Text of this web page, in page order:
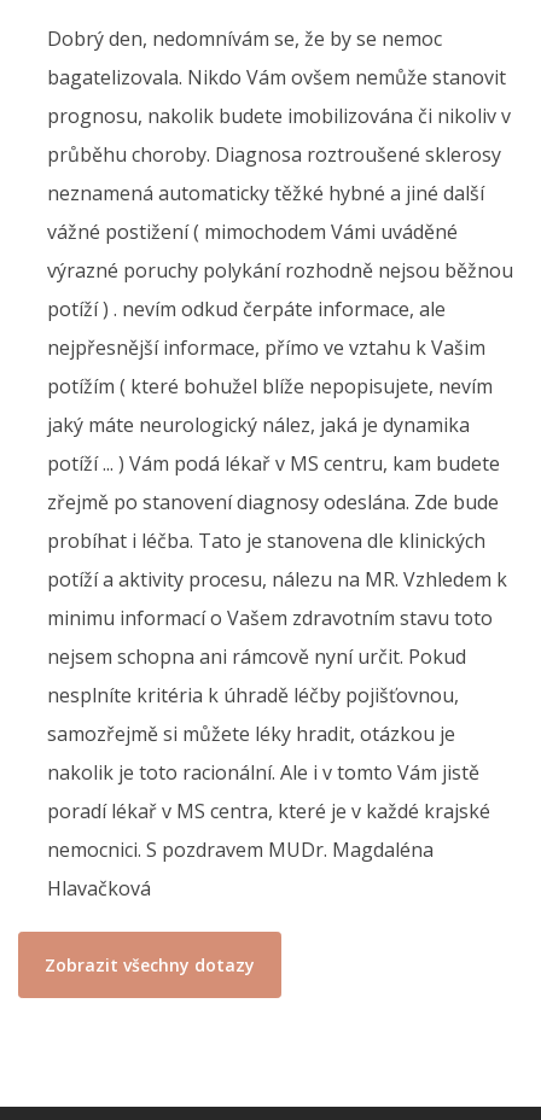
Dobrý den, nedomnívám se, že by se nemoc
bagatelizovala. Nikdo Vám ovšem nemůže stanovit
prognosu, nakolik budete imobilizována či nikoliv v
průběhu choroby. Diagnosa roztroušené sklerosy
neznamená automaticky těžké hybné a jiné další
vážné postižení ( mimochodem Vámi uváděné
výrazné poruchy polykání rozhodně nejsou běžnou
potíží ) . nevím odkud čerpáte informace, ale
nejpřesnější informace, přímo ve vztahu k Vašim
potížím ( které bohužel blíže nepopisujete, nevím
jaký máte neurologický nález, jaká je dynamika
potíží ... ) Vám podá lékař v MS centru, kam budete
zřejmě po stanovení diagnosy odeslána. Zde bude
probíhat i léčba. Tato je stanovena dle klinických
potíží a aktivity procesu, nálezu na MR. Vzhledem k
minimu informací o Vašem zdravotním stavu toto
nejsem schopna ani rámcově nyní určit. Pokud
nesplníte kritéria k úhradě léčby pojišťovnou,
samozřejmě si můžete léky hradit, otázkou je
nakolik je toto racionální. Ale i v tomto Vám jistě
poradí lékař v MS centra, které je v každé krajské
nemocnici. S pozdravem MUDr. Magdaléna
Hlavačková
Zobrazit všechny dotazy